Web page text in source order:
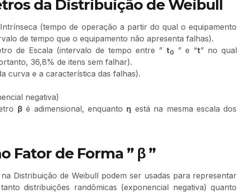
da Distribuição de Weibull
(tempo de operação a partir do qual o equipamento
de tempo que o equipamento não apresenta falhas).
de Escala (intervalo de tempo entre ” t0 ” e “t” no qual
36,8% de itens sem falhar).
curva e a característica das falhas).
negativa)
βé adimensional, enquanto η está na mesma escala dos
Fator de Forma ” β ”
na Distribuição de Weibull podem ser usadas para representar
distribuições randômicas (exponencial negativa) quanto